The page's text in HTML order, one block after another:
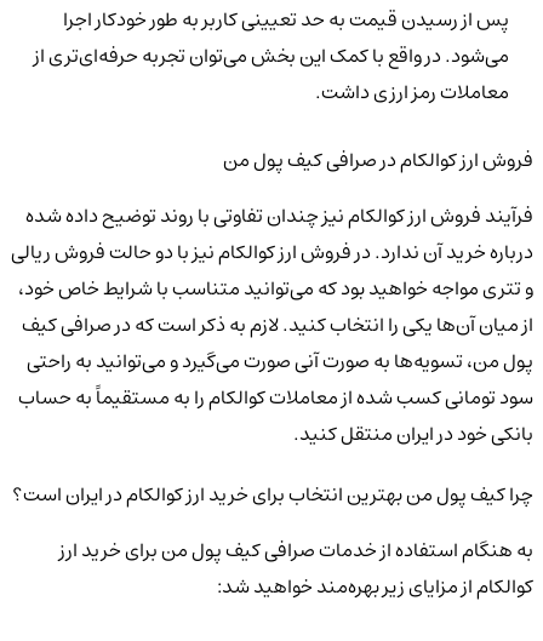
پس از رسیدن قیمت به حد تعیینی کاربر به طور خودکار اجرا
می‌شود. در واقع با کمک این بخش می‌توان تجربه حرفه‌ای‌تری از
معاملات رمز ارزی داشت.
فروش ارز کوالکام در صرافی کیف پول من
فرآیند فروش ارز کوالکام نیز چندان تفاوتی با روند توضیح داده شده
درباره خرید آن ندارد. در فروش ارز کوالکام نیز با دو حالت فروش ریالی
و تتری مواجه خواهید بود که می‌توانید متناسب با شرایط خاص خود،
از میان آن‌ها یکی را انتخاب کنید. لازم به ذکر است که در صرافی کیف
پول من، تسویه‌ها به صورت آنی صورت می‌گیرد و می‌توانید به راحتی
سود تومانی کسب شده از معاملات کوالکام را به مستقیماً به حساب
بانکی خود در ایران منتقل کنید.
چرا کیف پول من بهترین انتخاب برای خرید ارز کوالکام در ایران است؟
به هنگام استفاده از خدمات صرافی کیف پول من برای خرید ارز
کوالکام از مزایای زیر بهره‌مند خواهید شد: